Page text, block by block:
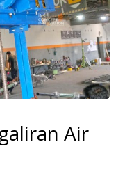
Air